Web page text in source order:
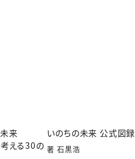
来
える30の
いのちの未来 公式図録
著 石黒浩